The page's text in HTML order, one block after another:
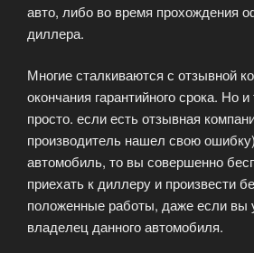
авто, либо во время прохождения
диллера.
Многие сталкиваются с отзывной
окончания гарантийного срока. Но
просто. если есть отзывная
производитель нашел свою
автомобиль, то вы совершенно
приехать к диллеру и произвести
положенные работы, даже если вы
владелец данного автомобиля.